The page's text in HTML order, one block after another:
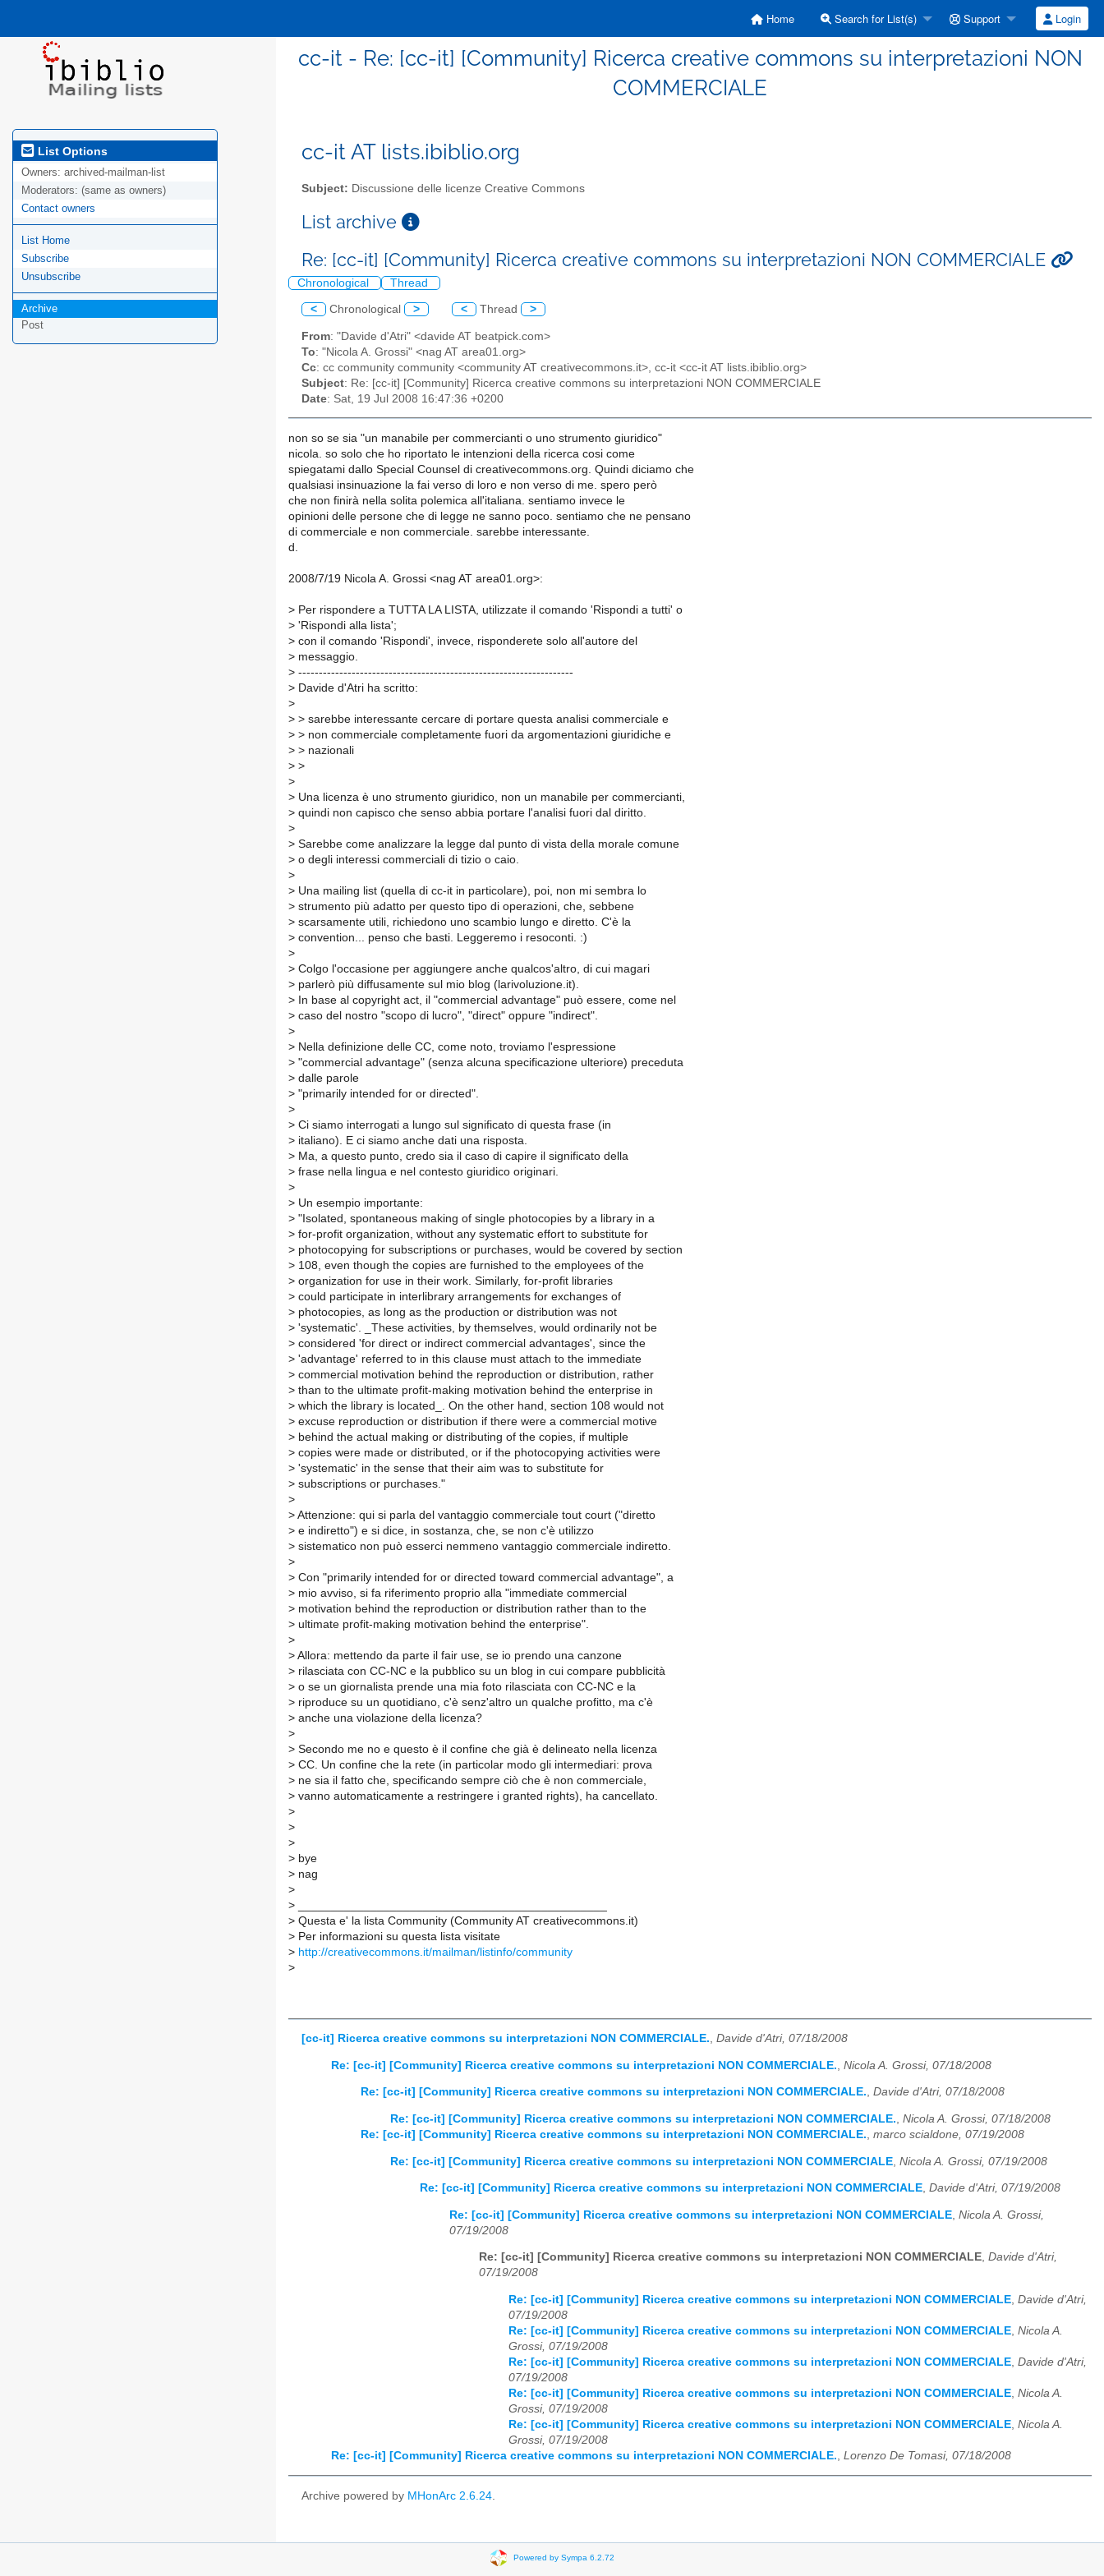
Home Search for List(s) Support Login
cc-it - Re: [cc-it] [Community] Ricerca creative commons su interpretazioni NON
COMMERCIALE
List Options
Owners: archived-mailman-list
Moderators: (same as owners)
Contact owners
List Home
Subscribe
Unsubscribe
Archive
Post
cc-it AT lists.ibiblio.org
Subject: Discussione delle licenze Creative Commons
List archive
Re: [cc-it] [Community] Ricerca creative commons su interpretazioni NON COMMERCIALE
Chronological Thread
< Chronological > < Thread >
From: "Davide d'Atri" <davide AT beatpick.com>
To: "Nicola A. Grossi" <nag AT area01.org>
Cc: cc community community <community AT creativecommons.it>, cc-it <cc-it AT lists.ibiblio.org>
Subject: Re: [cc-it] [Community] Ricerca creative commons su interpretazioni NON COMMERCIALE
Date: Sat, 19 Jul 2008 16:47:36 +0200
non so se sia "un manabile per commercianti o uno strumento giuridico"
nicola. so solo che ho riportato le intenzioni della ricerca cosi come
spiegatami dallo Special Counsel di creativecommons.org. Quindi diciamo che
qualsiasi insinuazione la fai verso di loro e non verso di me. spero però
che non finirà nella solita polemica all'italiana. sentiamo invece le
opinioni delle persone che di legge ne sanno poco. sentiamo che ne pensano
di commerciale e non commerciale. sarebbe interessante.
d.
2008/7/19 Nicola A. Grossi <nag AT area01.org>:
> Per rispondere a TUTTA LA LISTA, utilizzate il comando 'Rispondi a tutti' o
> 'Rispondi alla lista';
> con il comando 'Rispondi', invece, risponderete solo all'autore del
> messaggio.
> -------------------------------------------------------------------
> Davide d'Atri ha scritto:
>
> > sarebbe interessante cercare di portare questa analisi commerciale e
> > non commerciale completamente fuori da argomentazioni giuridiche e
> > nazionali
> >
>
> Una licenza è uno strumento giuridico, non un manabile per commercianti,
> quindi non capisco che senso abbia portare l'analisi fuori dal diritto.
>
> Sarebbe come analizzare la legge dal punto di vista della morale comune
> o degli interessi commerciali di tizio o caio.
>
> Una mailing list (quella di cc-it in particolare), poi, non mi sembra lo
> strumento più adatto per questo tipo di operazioni, che, sebbene
> scarsamente utili, richiedono uno scambio lungo e diretto. C'è la
> convention... penso che basti. Leggeremo i resoconti. :)
>
> Colgo l'occasione per aggiungere anche qualcos'altro, di cui magari
> parlerò più diffusamente sul mio blog (larivoluzione.it).
> In base al copyright act, il "commercial advantage" può essere, come nel
> caso del nostro "scopo di lucro", "direct" oppure "indirect".
>
> Nella definizione delle CC, come noto, troviamo l'espressione
> "commercial advantage" (senza alcuna specificazione ulteriore) preceduta
> dalle parole
> "primarily intended for or directed".
>
> Ci siamo interrogati a lungo sul significato di questa frase (in
> italiano). E ci siamo anche dati una risposta.
> Ma, a questo punto, credo sia il caso di capire il significato della
> frase nella lingua e nel contesto giuridico originari.
>
> Un esempio importante:
> "Isolated, spontaneous making of single photocopies by a library in a
> for-profit organization, without any systematic effort to substitute for
> photocopying for subscriptions or purchases, would be covered by section
> 108, even though the copies are furnished to the employees of the
> organization for use in their work. Similarly, for-profit libraries
> could participate in interlibrary arrangements for exchanges of
> photocopies, as long as the production or distribution was not
> 'systematic'. _These activities, by themselves, would ordinarily not be
> considered 'for direct or indirect commercial advantages', since the
> 'advantage' referred to in this clause must attach to the immediate
> commercial motivation behind the reproduction or distribution, rather
> than to the ultimate profit-making motivation behind the enterprise in
> which the library is located_. On the other hand, section 108 would not
> excuse reproduction or distribution if there were a commercial motive
> behind the actual making or distributing of the copies, if multiple
> copies were made or distributed, or if the photocopying activities were
> 'systematic' in the sense that their aim was to substitute for
> subscriptions or purchases."
>
> Attenzione: qui si parla del vantaggio commerciale tout court ("diretto
> e indiretto") e si dice, in sostanza, che, se non c'è utilizzo
> sistematico non può esserci nemmeno vantaggio commerciale indiretto.
>
> Con "primarily intended for or directed toward commercial advantage", a
> mio avviso, si fa riferimento proprio alla "immediate commercial
> motivation behind the reproduction or distribution rather than to the
> ultimate profit-making motivation behind the enterprise".
>
> Allora: mettendo da parte il fair use, se io prendo una canzone
> rilasciata con CC-NC e la pubblico su un blog in cui compare pubblicità
> o se un giornalista prende una mia foto rilasciata con CC-NC e la
> riproduce su un quotidiano, c'è senz'altro un qualche profitto, ma c'è
> anche una violazione della licenza?
>
> Secondo me no e questo è il confine che già è delineato nella licenza
> CC. Un confine che la rete (in particolar modo gli intermediari: prova
> ne sia il fatto che, specificando sempre ciò che è non commerciale,
> vanno automaticamente a restringere i granted rights), ha cancellato.
>
>
>
> bye
> nag
>
>
> Questa e' la lista Community (Community AT creativecommons.it)
> Per informazioni su questa lista visitate
> http://creativecommons.it/mailman/listinfo/community
>
[cc-it] Ricerca creative commons su interpretazioni NON COMMERCIALE., Davide d'Atri, 07/18/2008
Re: [cc-it] [Community] Ricerca creative commons su interpretazioni NON COMMERCIALE. Nicola A. Grossi, 07/18/2008
Re: [cc-it] [Community] Ricerca creative commons su interpretazioni NON COMMERCIALE., Davide d'Atri, 07/18/2008
Re: [cc-it] [Community] Ricerca creative commons su interpretazioni NON COMMERCIALE., Nicola A. Grossi, 07/18/2008
Re: [cc-it] [Community] Ricerca creative commons su interpretazioni NON COMMERCIALE., marco scialdone, 07/19/2008
Re: [cc-it] [Community] Ricerca creative commons su interpretazioni NON COMMERCIALE Nicola A. Grossi, 07/19/2008
Re: [cc-it] [Community] Ricerca creative commons su interpretazioni NON COMMERCIALE, Davide d'Atri, 07/19/2008
Re: [cc-it] [Community] Ricerca creative commons su interpretazioni NON COMMERCIALE Nicola A. Grossi,
07/19/2008
Re: [cc-it] [Community] Ricerca creative commons su interpretazioni NON COMMERCIALE, Davide d'Atri,
07/19/2008
Re: [cc-it] [Community] Ricerca creative commons su interpretazioni NON COMMERCIALE, Davide d'Atri,
07/19/2008
Re: [cc-it] [Community] Ricerca creative commons su interpretazioni NON COMMERCIALE, Nicola A.
Grossi, 07/19/2008
Re: [cc-it] [Community] Ricerca creative commons su interpretazioni NON COMMERCIALE, Davide d'Atri,
07/19/2008
Re: [cc-it] [Community] Ricerca creative commons su interpretazioni NON COMMERCIALE, Nicola A.
Grossi, 07/19/2008
Re: [cc-it] [Community] Ricerca creative commons su interpretazioni NON COMMERCIALE, Nicola A.
Grossi, 07/19/2008
Re: [cc-it] [Community] Ricerca creative commons su interpretazioni NON COMMERCIALE., Lorenzo De Tomasi, 07/18/2008
Archive powered by MHonArc 2.6.24.
Powered by Sympa 6.2.72